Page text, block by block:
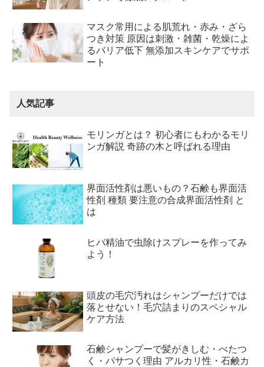
マスク常用による肌荒れ・赤み・ざら
つき対策 原因は刺激・雑菌・乾燥によ
るバリア低下 無添加スキンケアでサポ
ート
人気記事
モリンガとは？ 初心者にもわかるモリ
ンガ解説 奇跡の木と呼ばれる理由
界面活性剤は悪いもの？石鹸も界面活
性剤 種類 要注意の合成界面活性剤 と
は
ヒバ精油で虫除けスプレーを作ってみ
よう！
頭皮の毛穴汚れはシャンプーだけでは
落とせない！毛穴詰まりのスペシャル
ケア方法
石鹸シャンプーで髪がきしむ・べたつ
く・パサつく理由 アルカリ性・石鹸カ